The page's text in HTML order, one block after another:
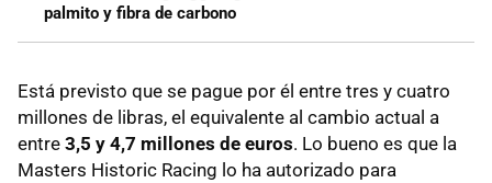
palmito y fibra de carbono
Está previsto que se pague por él entre tres y cuatro
millones de libras, el equivalente al cambio actual a
entre 3,5 y 4,7 millones de euros. Lo bueno es que la
Masters Historic Racing lo ha autorizado para